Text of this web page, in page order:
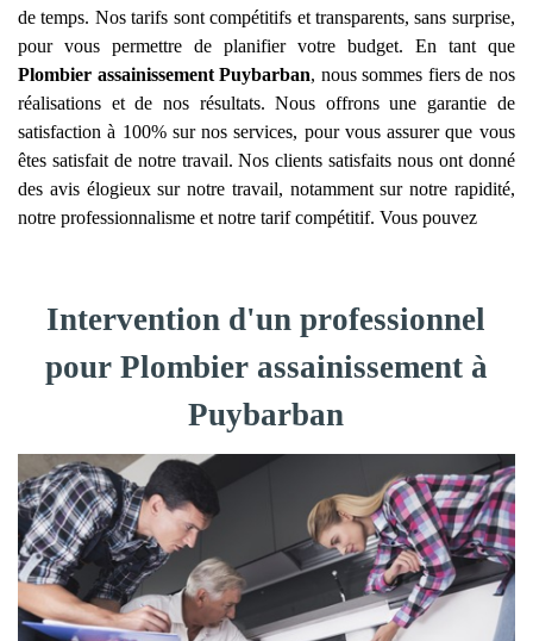
de temps. Nos tarifs sont compétitifs et transparents, sans surprise,
pour vous permettre de planifier votre budget. En tant que
Plombier assainissement Puybarban, nous sommes fiers de nos
réalisations et de nos résultats. Nous offrons une garantie de
satisfaction à 100% sur nos services, pour vous assurer que vous
êtes satisfait de notre travail. Nos clients satisfaits nous ont donné
des avis élogieux sur notre travail, notamment sur notre rapidité,
notre professionnalisme et notre tarif compétitif. Vous pouvez
Intervention d'un professionnel
pour Plombier assainissement à
Puybarban